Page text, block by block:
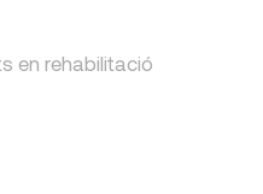
en rehabilitació